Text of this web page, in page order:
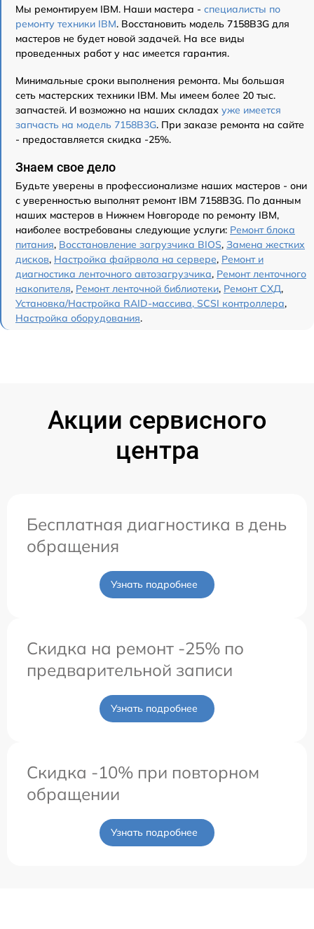
Мы ремонтируем IBM. Наши мастера - специалисты по
ремонту техники IBM. Восстановить модель 7158B3G для
мастеров не будет новой задачей. На все виды
проведенных работ у нас имеется гарантия.
Минимальные сроки выполнения ремонта. Мы большая
сеть мастерских техники IBM. Мы имеем более 20 тыс.
запчастей. И возможно на наших складах уже имеется
запчасть на модель 7158B3G. При заказе ремонта на сайте
- предоставляется скидка -25%.
Знаем свое дело
Будьте уверены в профессионализме наших мастеров - они
с уверенностью выполнят ремонт IBM 7158B3G. По данным
наших мастеров в Нижнем Новгороде по ремонту IBM,
наиболее востребованы следующие услуги: Ремонт блока
питания, Восстановление загрузчика BIOS, Замена жестких
дисков, Настройка файрвола на сервере, Ремонт и
диагностика ленточного автозагрузчика, Ремонт ленточного
накопителя, Ремонт ленточной библиотеки, Ремонт СХД,
Установка/Настройка RAID-массива, SCSI контроллера,
Настройка оборудования.
Акции сервисного
центра
Бесплатная диагностика в день
обращения
Узнать подробнее
Скидка на ремонт -25% по
предварительной записи
Узнать подробнее
Скидка -10% при повторном
обращении
Узнать подробнее